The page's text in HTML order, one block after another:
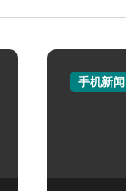
手机新闻